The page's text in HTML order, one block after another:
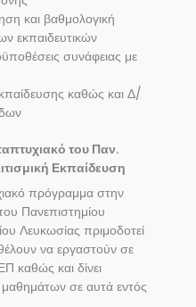
και βαθμολογική
εκπαιδευτικών
συνάφειας με
καθώς και Δ/
του Παν.
Εκπαίδευση
πρόγραμμα στην
Πανεπιστημίου
Λευκωσίας πριμοδοτεί
να εργαστούν σε
καθώς και δίνει
μαθημάτων σε αυτά εντός